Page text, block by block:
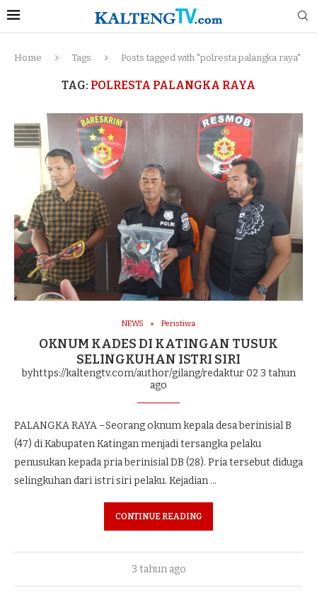
Home Tags Posts tagged with "polresta palangka raya"
TAG: POLRESTA PALANGKA RAYA
NEWS Peristiwa
OKNUM KADES DI KATINGAN TUSUK
SELINGKUHAN ISTRI SIRI
byhttps://kaltengtv.com/author/gilang/redaktur 02 3 tahun
ago
PALANGKA RAYA –Seorang oknum kepala desa berinisial B
(47) di Kabupaten Katingan menjadi tersangka pelaku
penusukan kepada pria berinisial DB (28). Pria tersebut diduga
selingkuhan dari istri siri pelaku. Kejadian …
CONTINUE READING
3 tahun ago